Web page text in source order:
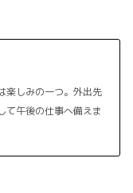
楽しみの一つ。外出先
て午後の仕事へ備えま